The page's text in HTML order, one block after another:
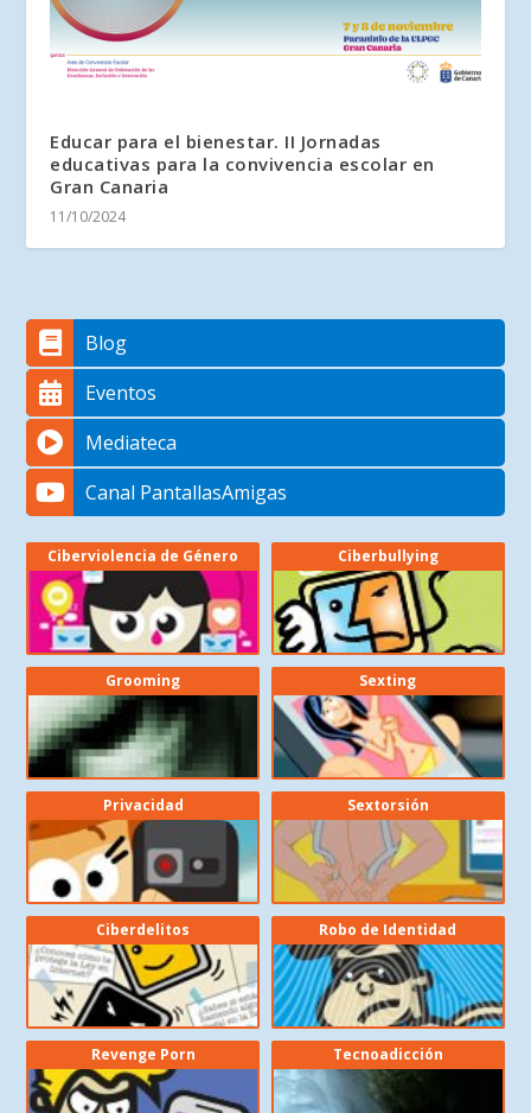
Educar para el bienestar. II Jornadas
educativas para la convivencia escolar en
Gran Canaria
11/10/2024
Blog
Eventos
Mediateca
Canal PantallasAmigas
Ciberviolencia de Género Ciberbullying
Grooming Sexting
Privacidad Sextorsión
Ciberdelitos Robo de Identidad
Revenge Porn Tecnoadicción